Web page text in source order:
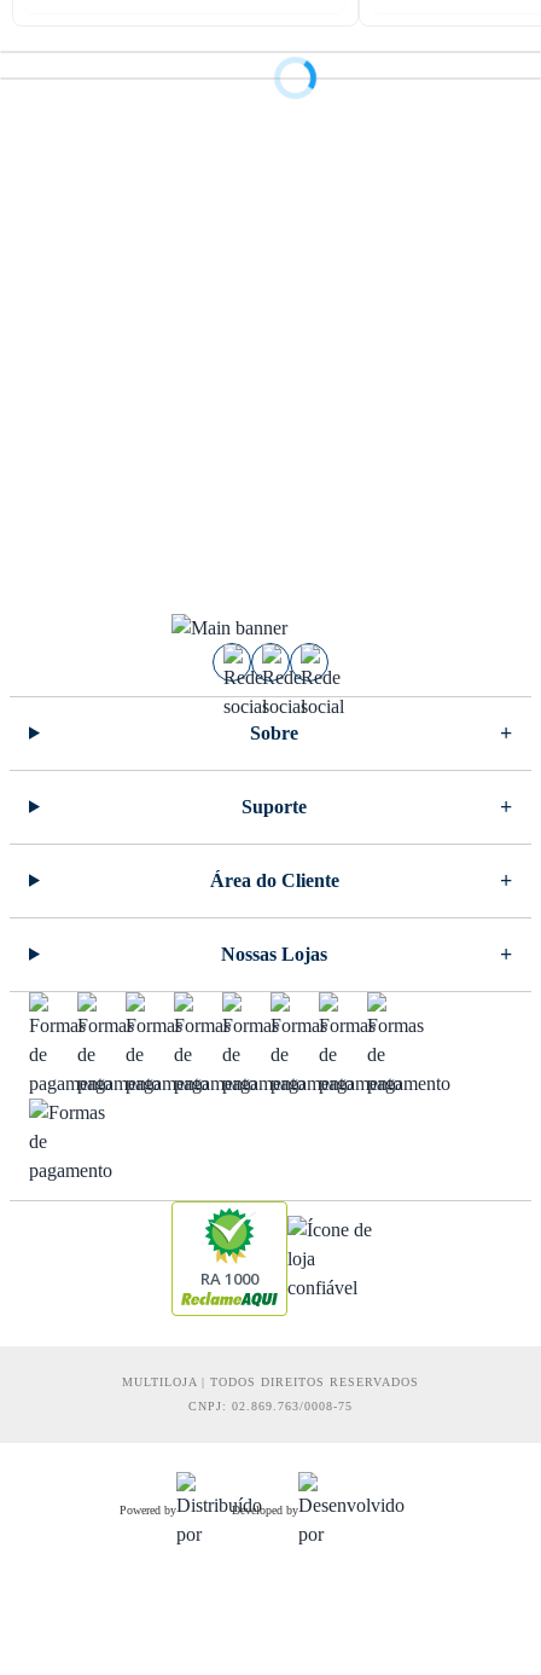
Sobre
Suporte
Área do Cliente
Nossas Lojas
RA 1000
MULTILOJA | TODOS DIREITOS RESERVADOS
CNPJ: 02.869.763/0008-75
Powered by Developed by